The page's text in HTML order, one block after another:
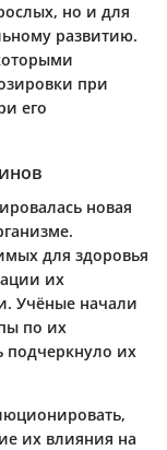
но и для
развитию.
при
его
новая
для здоровья
их
Учёные начали
по их
подчеркнуло их
их влияния на